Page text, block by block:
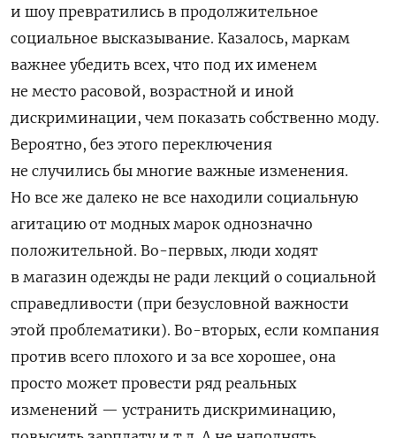
и шоу превратились в продолжительное
социальное высказывание. Казалось, маркам
важнее убедить всех, что под их именем
не место расовой, возрастной и иной
дискриминации, чем показать собственно моду.
Вероятно, без этого переключения
не случились бы многие важные изменения.
Но все же далеко не все находили социальную
агитацию от модных марок однозначно
положительной. Во-первых, люди ходят
в магазин одежды не ради лекций о социальной
справедливости (при безусловной важности
этой проблематики). Во-вторых, если компания
против всего плохого и за все хорошее, она
просто может провести ряд реальных
изменений — устранить дискриминацию,